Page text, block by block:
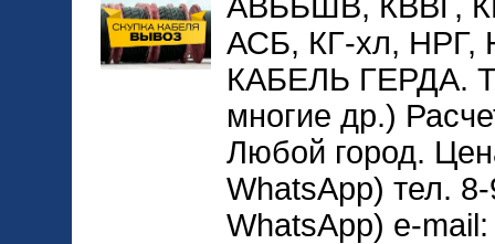
АСБ, КГ-хл,
КАБЕЛЬ ГЕРДА.
многие др.)
Любой город.
WhatsApp) тел.
WhatsApp) e-